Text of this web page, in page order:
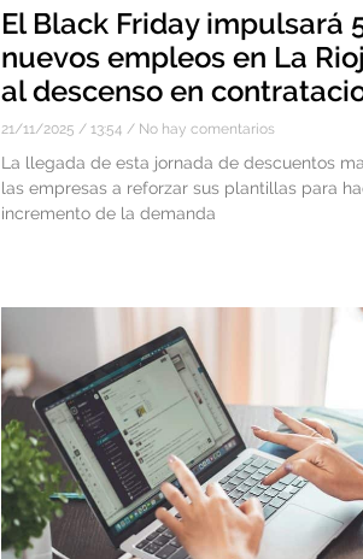
El Black Friday impulsará
nuevos empleos en La
al descenso en
21/11/2025 13:54 No hay comentarios
La llegada de esta jornada de descuentos
las empresas a reforzar sus plantillas para
incremento de la demanda